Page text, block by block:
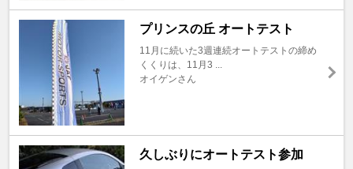
プリンスの丘 オートテスト
11月に続いた3週連続オートテストの締め
くくりは、11月3 ...
オイゲンさん
久しぶりにオートテスト参加